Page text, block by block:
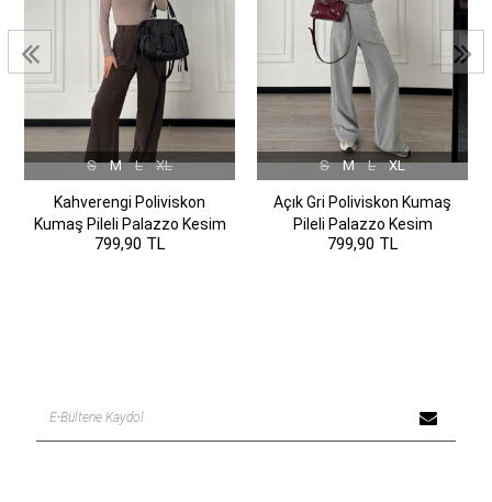
S M L XL
Kahverengi Poliviskon
Kumaş Pileli Palazzo Kesim
Pantolon
799,90 TL
S M L XL
Açık Gri Poliviskon Kumaş
Pileli Palazzo Kesim
Pantolon
799,90 TL